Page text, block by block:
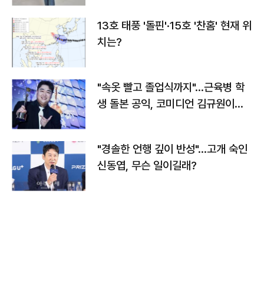
13호 태풍 '돌핀'·15호 '찬홈' 현재 위
치는?
"속옷 빨고 졸업식까지"…근육병 학
생 돌본 공익, 코미디언 김규원이었
"경솔한 언행 깊이 반성"…고개 숙인
신동엽, 무슨 일이길래?